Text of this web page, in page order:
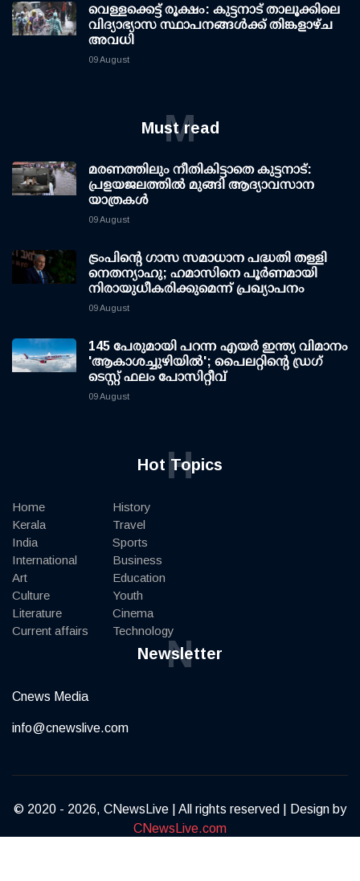
വെള്ളക്കെട്ട് രൂക്ഷം: കുട്ടനാട് താലൂക്കിലെ
വിദ്യാഭ്യാസ സ്ഥാപനങ്ങള്‍ക്ക് തിങ്കളാഴ്ച
അവധി
09 August
Must read
M
മരണത്തിലും നീതികിട്ടാതെ കുട്ടനാട്:
പ്രളയജലത്തില്‍ മുങ്ങി ആദ്യാവസാന
യാത്രകള്‍
09 August
ട്രംപിന്റെ ഗാസ സമാധാന പദ്ധതി തള്ളി
നെതന്യാഹു; ഹമാസിനെ പൂര്‍ണമായി
നിരായുധീകരിക്കുമെന്ന് പ്രഖ്യാപനം
09 August
145 പേരുമായി പറന്ന എയര്‍ ഇന്ത്യ വിമാനം
'ആകാശച്ചുഴിയില്‍'; പൈലറ്റിന്റെ ഡ്രഗ്
ടെസ്റ്റ് ഫലം പോസിറ്റീവ്
09 August
Hot Topics
H
Home
Kerala
India
International
Art
Culture
Literature
Current affairs
History
Travel
Sports
Business
Education
Youth
Cinema
Technology
Newsletter
N
Cnews Media
info@cnewslive.com
© 2020 - 2026, CNewsLive | All rights reserved | Design by
CNewsLive.com